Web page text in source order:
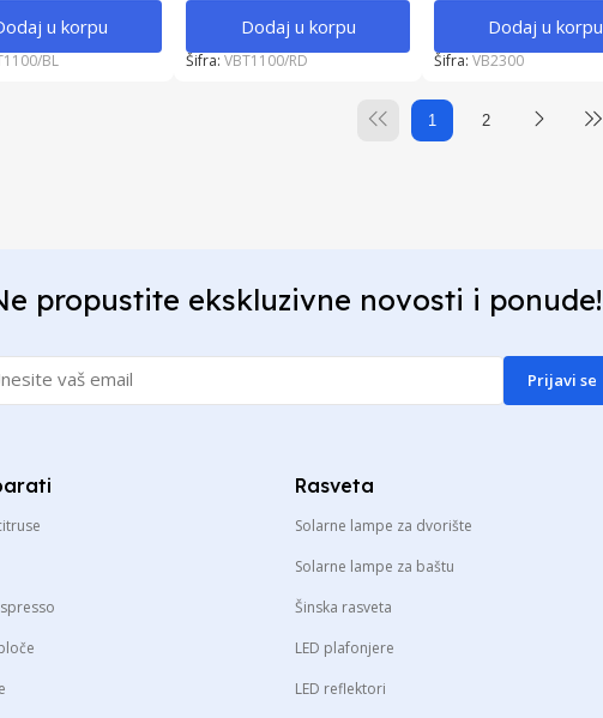
u korpu
BL
Dodaj u korpu
Šifra:VBT1100/RD
Dodaj u korpu
Šifra: VB2300
1 2
propustite ekskluzivne novosti i ponude!
Prijavi se
Rasveta
Solarne lampe za dvorište
Solarne lampe za baštu
Šinska rasveta
LED plafonjere
LED reflektori